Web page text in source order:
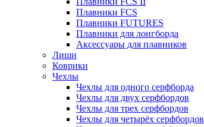
Плавники FCS
Плавники FUTURES
Плавники для лонгборда
Аксессуары для плавников
Лиши
Коврики
Чехлы
Чехлы для одного серфборда
Чехлы для двух серфбордов
Чехлы для трех серфбордов
Чехлы для четырёх серфбордов